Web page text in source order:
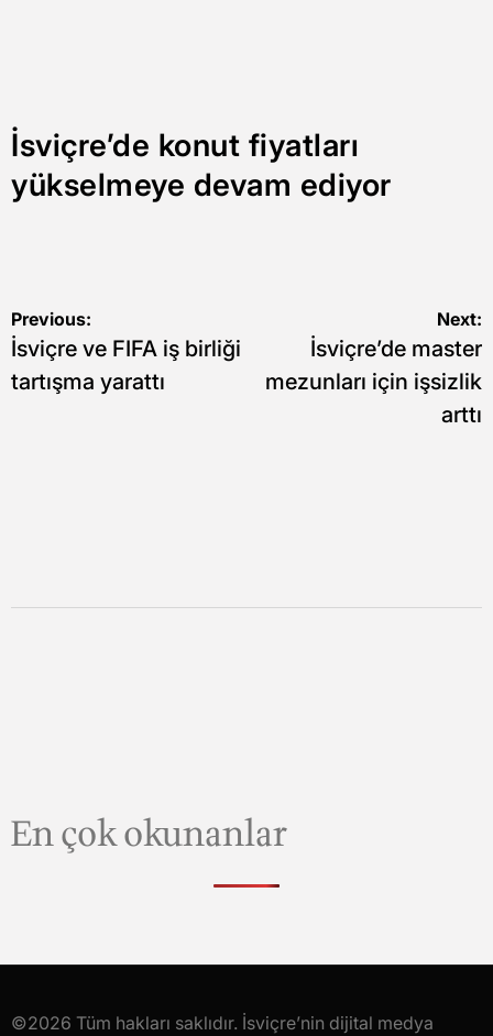
İsviçre’de konut fiyatları
yükselmeye devam ediyor
Yazı
gezinmesi
Previous:
İsviçre ve FIFA iş birliği
tartışma yarattı
Next:
İsviçre’de master
mezunları için işsizlik
arttı
En çok okunanlar
©2026 Tüm hakları saklıdır. İsviçre’nin dijital medya